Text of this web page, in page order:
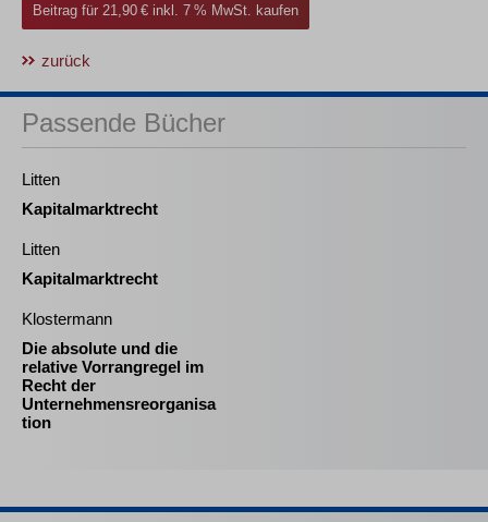
Beitrag für 21,90 € inkl. 7 % MwSt. kaufen
zurück
Passende Bücher
Litten
Kapitalmarktrecht
Litten
Kapitalmarktrecht
Klostermann
Die absolute und die
relative Vorrangregel im
Recht der
Unternehmensreorganisa
tion